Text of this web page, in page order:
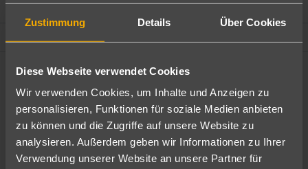
Zustimmung Details Über Cookies
Diese Webseite verwendet Cookies
Wir verwenden Cookies, um Inhalte und Anzeigen zu
personalisieren, Funktionen für soziale Medien anbieten
zu können und die Zugriffe auf unsere Website zu
analysieren. Außerdem geben wir Informationen zu Ihrer
Verwendung unserer Website an unsere Partner für
Bewertungen
Ändere die Kriterien nach deinen Wünschen
Pauschal Nur Hotel